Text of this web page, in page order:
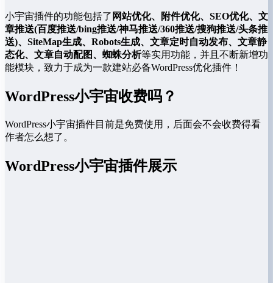
小宇宙插件的功能包括了 网站优化、附件优化、SEO优化、文
章推送(百度推送/bing推送/神马推送/360推送/搜狗推送/头条推
送)、SiteMap生成、Robots生成、文章定时自动发布、文章静
态化、文章自动配图、蜘蛛分析等实用功能，并且不断新增功
能模块，致力于成为一款建站必备WordPress优化插件！
WordPress小宇宙收费吗？
WordPress小宇宙插件目前是免费使用，后面会不会收费得看
作者怎么想了。
WordPress小宇宙插件展示